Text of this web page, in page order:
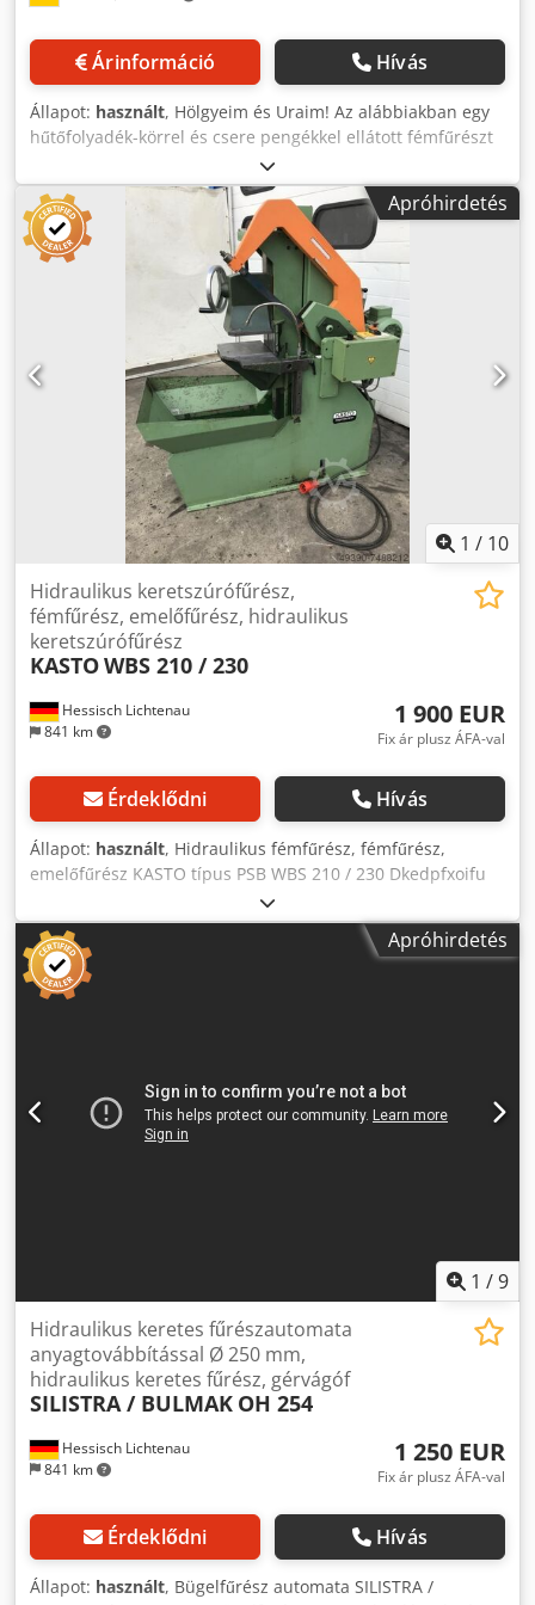
Árinformáció Hívás
Állapot: használt, Hölgyeim és Uraim! Az alábbiakban egy
hűtőfolyadék-körrel és csere pengékkel ellátott fémfűrészt
kínálunk. Dksdpewhngzjfx Ahisr
Apróhirdetés
1 / 10
Hessisch Lichtenau
841 km
Hidraulikus keretszúrófűrész,
fémfűrész, emelőfűrész, hidraulikus
keretszúrófűrész
KASTOWBS 210 / 230
1 900 EUR
Fix ár plusz ÁFA-val
Érdeklődni Hívás
Állapot: használt, Hidraulikus fémfűrész, fémfűrész,
emelőfűrész KASTO típus PSB WBS 210 / 230 Dkedpfxoifu
Ayo Ahijr Gép 115 106 1212 / 72783 gyártási év 1986
Fűrészelési tartomány - kerek Ø 250 mm Fűrészelési
tartomány - szögletes 225 x 225 mm Fűrészelési tartomány
- téglalap 260 x 100 mm Vágási sebesség 11 -13 - 17 - 22 -
26 - 34 m/min. Fűrészlap hossza 400 mm
ékszíjfokozattal - Hidraulikus fűrészívbeállítás - Hidraulikus
vágási nyomás beállítása fojtószeleppel - Gyors leengedés
a fűrészívhez - Az anyagtámasztó asztal kézi
Apróhirdetés
1 /9
Hessisch Lichtenau
841 km
Hidraulikus keretes fűrészautomata
anyagtovábbítással Ø 250 mm,
hidraulikus keretes fűrész, gérvágóf
SILISTRA / BULMAK OH 254
1 250 EUR
Fix ár plusz ÁFA-val
Érdeklődni Hívás
Állapot: használt, Bügelfűrész automata SILISTRA /